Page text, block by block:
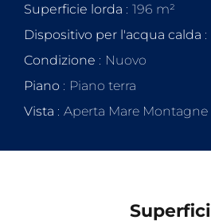
Superficie lorda
196 m²
Dispositivo per l'acqua calda
Condizione
Nuovo
Piano
Piano terra
Vista
Aperta Mare Montagne
Superfici